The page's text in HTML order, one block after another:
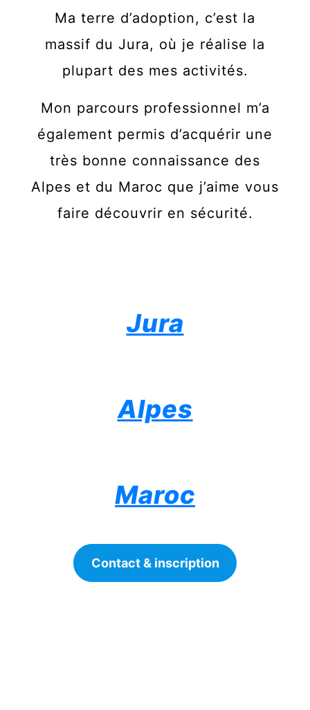
Ma terre d’adoption, c’est la
massif du Jura, où je réalise la
plupart des mes activités.
Mon parcours professionnel m’a
également permis d’acquérir une
très bonne connaissance des
Alpes et du Maroc que j’aime vous
faire découvrir en sécurité.
Jura
Alpes
Maroc
Contact & inscription